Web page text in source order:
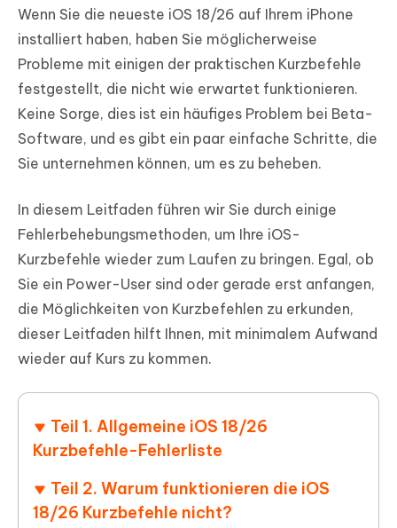
iAnyGo
Wenn Sie die neueste iOS 18/26 auf Ihrem iPhone
installiert haben, haben Sie möglicherweise
Probleme mit einigen der praktischen Kurzbefehle
festgestellt, die nicht wie erwartet funktionieren.
Keine Sorge, dies ist ein häufiges Problem bei Beta-
Software, und es gibt ein paar einfache Schritte, die
Sie unternehmen können, um es zu beheben.
In diesem Leitfaden führen wir Sie durch einige
Fehlerbehebungsmethoden, um Ihre iOS-
Kurzbefehle wieder zum Laufen zu bringen. Egal, ob
Sie ein Power-User sind oder gerade erst anfangen,
die Möglichkeiten von Kurzbefehlen zu erkunden,
dieser Leitfaden hilft Ihnen, mit minimalem Aufwand
wieder auf Kurs zu kommen.
Teil 1. Allgemeine iOS 18/26
Kurzbefehle-Fehlerliste
Teil 2. Warum funktionieren die iOS
18/26 Kurzbefehle nicht?